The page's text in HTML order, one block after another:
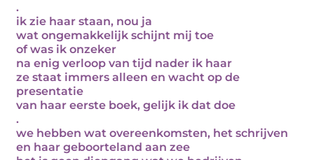
.
ik zie haar staan, nou ja
wat ongemakkelijk schijnt mij toe
of was ik onzeker
na enig verloop van tijd nader ik haar
ze staat immers alleen en wacht op de
presentatie
van haar eerste boek, gelijk ik dat doe
.
we hebben wat overeenkomsten, het schrijven
en haar geboorteland aan zee